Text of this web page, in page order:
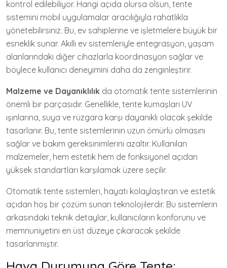
kontrol edilebiliyor. Hangi açıda olursa olsun, tente
sistemini mobil uygulamalar aracılığıyla rahatlıkla
yönetebilirsiniz. Bu, ev sahiplerine ve işletmelere büyük bir
esneklik sunar. Akıllı ev sistemleriyle entegrasyon, yaşam
alanlarındaki diğer cihazlarla koordinasyon sağlar ve
böylece kullanıcı deneyimini daha da zenginleştirir.
Malzeme ve Dayanıklılık da otomatik tente sistemlerinin
önemli bir parçasıdır. Genellikle, tente kumaşları UV
ışınlarına, suya ve rüzgara karşı dayanıklı olacak şekilde
tasarlanır. Bu, tente sistemlerinin uzun ömürlü olmasını
sağlar ve bakım gereksinimlerini azaltır. Kullanılan
malzemeler, hem estetik hem de fonksiyonel açıdan
yüksek standartları karşılamak üzere seçilir.
Otomatik tente sistemleri, hayatı kolaylaştıran ve estetik
açıdan hoş bir çözüm sunan teknolojilerdir. Bu sistemlerin
arkasındaki teknik detaylar, kullanıcıların konforunu ve
memnuniyetini en üst düzeye çıkaracak şekilde
tasarlanmıştır.